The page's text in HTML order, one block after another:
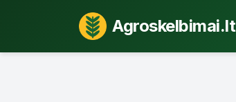
Agroskelbimai.lt